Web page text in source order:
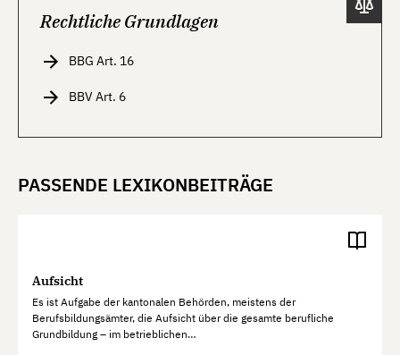
Rechtliche Grundlagen
BBG Art. 16
BBV Art. 6
PASSENDE LEXIKONBEITRÄGE
Aufsicht
Es ist Aufgabe der kantonalen Behörden, meistens der
Berufsbildungsämter, die Aufsicht über die gesamte berufliche
Grundbildung – im betrieblichen…